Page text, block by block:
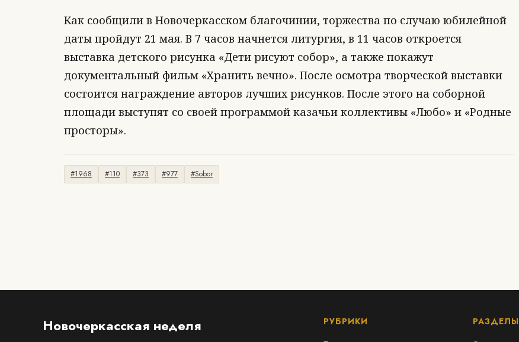
Как сообщили в Новочеркасском благочинии, торжества по случаю юбилейной
даты пройдут 21 мая. В 7 часов начнется литургия, в 11 часов откроется
выставка детского рисунка «Дети рисуют собор», а также покажут
документальный фильм «Хранить вечно». После осмотра творческой выставки
состоится награждение авторов лучших рисунков. После этого на соборной
площади выступят со своей программой казачьи коллективы «Любо» и «Родные
просторы».
#1968 #110 #373 #977 #Sobor
Новочеркасская неделя РУБРИКИ РАЗДЕЛЫ